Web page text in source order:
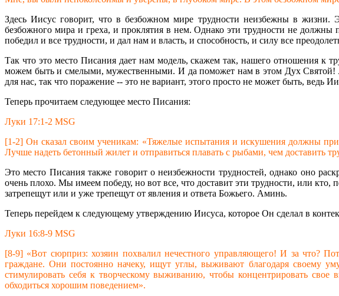
Здесь Иисус говорит, что в безбожном мире трудности неизбежны в жизни.
безбожного мира и греха, и проклятия в нем. Однако эти трудности не должны
победил и все трудности, и дал нам и власть, и способность, и силу все
Так что это место Писания дает нам модель, скажем так, нашего отношения
можем быть и смелыми, мужественными. И да поможет нам в этом Дух Святой!
для нас, так что поражение -- это не вариант, этого просто не может быть,
Теперь прочитаем следующее место Писания:
Луки 17:1-2 MSG
[1-2] Он сказал своим ученикам: «Тяжелые испытания и искушения должны
Лучше надеть бетонный жилет и отправиться плавать с рыбами, чем доставить
Это место Писания также говорит о неизбежности трудностей, однако оно
очень плохо. Мы имеем победу, но вот все, что доставит эти трудности, или кто,
затрепещут или и уже трепещут от явления и ответа Божьего. Аминь.
Теперь перейдем к следующему утверждению Иисуса, которое Он сделал в
Луки 16:8-9 MSG
[8-9] «Вот сюрприз: хозяин похвалил нечестного управляющего! И за что?
граждане. Они постоянно начеку, ищут углы, выживают благодаря
стимулировать себя к творческому выживанию, чтобы концентрировать
обходиться хорошим поведением».